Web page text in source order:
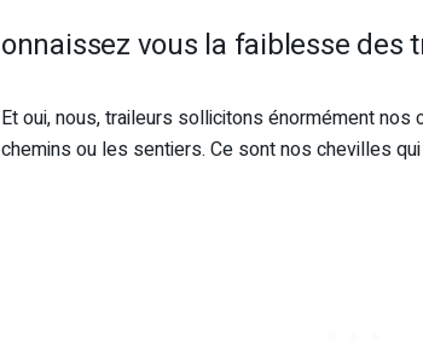
onnaissez vous la faiblesse des
Et oui, nous, traileurs sollicitons énormément
chemins ou les sentiers. Ce sont nos chevilles